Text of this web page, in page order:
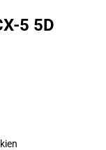
5 5D